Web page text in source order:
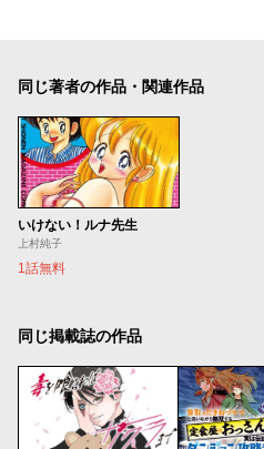
同じ著者の作品・関連作品
いけない！ルナ先生
上村純子
1話無料
同じ掲載誌の作品